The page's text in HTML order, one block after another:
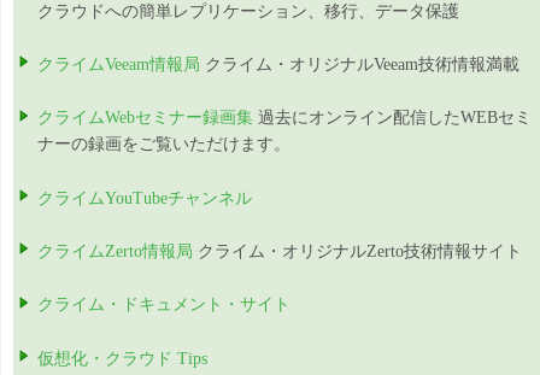
クラウドへの簡単レプリケーション、移行、データ保護
クライムVeeam情報局 クライム・オリジナルVeeam技術情報満載
クライムWebセミナー録画集 過去にオンライン配信したWEBセミ
ナーの録画をご覧いただけます。
クライムYouTubeチャンネル
クライムZerto情報局 クライム・オリジナルZerto技術情報サイト
クライム・ドキュメント・サイト
仮想化・クラウド Tips